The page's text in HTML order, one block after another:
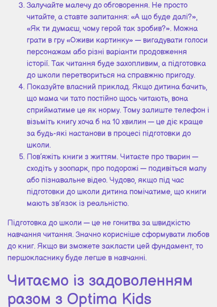
Залучайте малечу до обговорення. Не просто
читайте, а ставте запитання: «А що буде далі?»,
«Як ти думаєш, чому герой так зробив?». Можна
грати в гру «Оживи картинку» — вигадувати голоси
персонажам або різні варіанти продовження
історії. Так читання буде захопливим, а підготовка
до школи перетвориться на справжню пригоду.
Показуйте власний приклад. Якщо дитина бачить,
що мама чи тато постійно щось читають, вона
сприйматиме це як норму. Тому залиште телефон і
візьміть книгу хоча б на 10 хвилин — це діє краще
за будь-які настанови в процесі підготовки до
школи.
Пов’яжіть книги з життям. Читаєте про тварин —
сходіть у зоопарк, про подорожі — подивіться мапу
або пізнавальне відео. Чудово, якщо під час
підготовки до школи дитина помічатиме, що книги
мають зв’язок із реальністю.
Підготовка до школи — це не гонитва за швидкістю
навчання читання. Значно корисніше сформувати любов
до книг. Якщо ви зможете закласти цей фундамент, то
першокласнику буде легше в навчанні.
Читаємо із задоволенням
разом з Optima Kids